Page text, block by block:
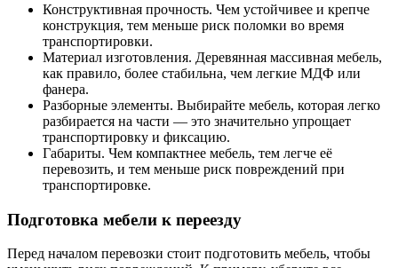
Конструктивная прочность. Чем устойчивее и крепче
конструкция, тем меньше риск поломки во время
транспортировки.
Материал изготовления. Деревянная массивная мебель,
как правило, более стабильна, чем легкие МДФ или
фанера.
Разборные элементы. Выбирайте мебель, которая легко
разбирается на части — это значительно упрощает
транспортировку и фиксацию.
Габариты. Чем компактнее мебель, тем легче её
перевозить, и тем меньше риск повреждений при
транспортировке.
Подготовка мебели к переезду
Перед началом перевозки стоит подготовить мебель, чтобы